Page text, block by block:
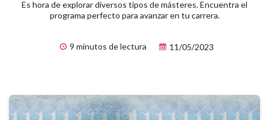
Es hora de explorar diversos tipos de másteres. Encuentra el
programa perfecto para avanzar en tu carrera.
9 minutos de lectura 11/05/2023